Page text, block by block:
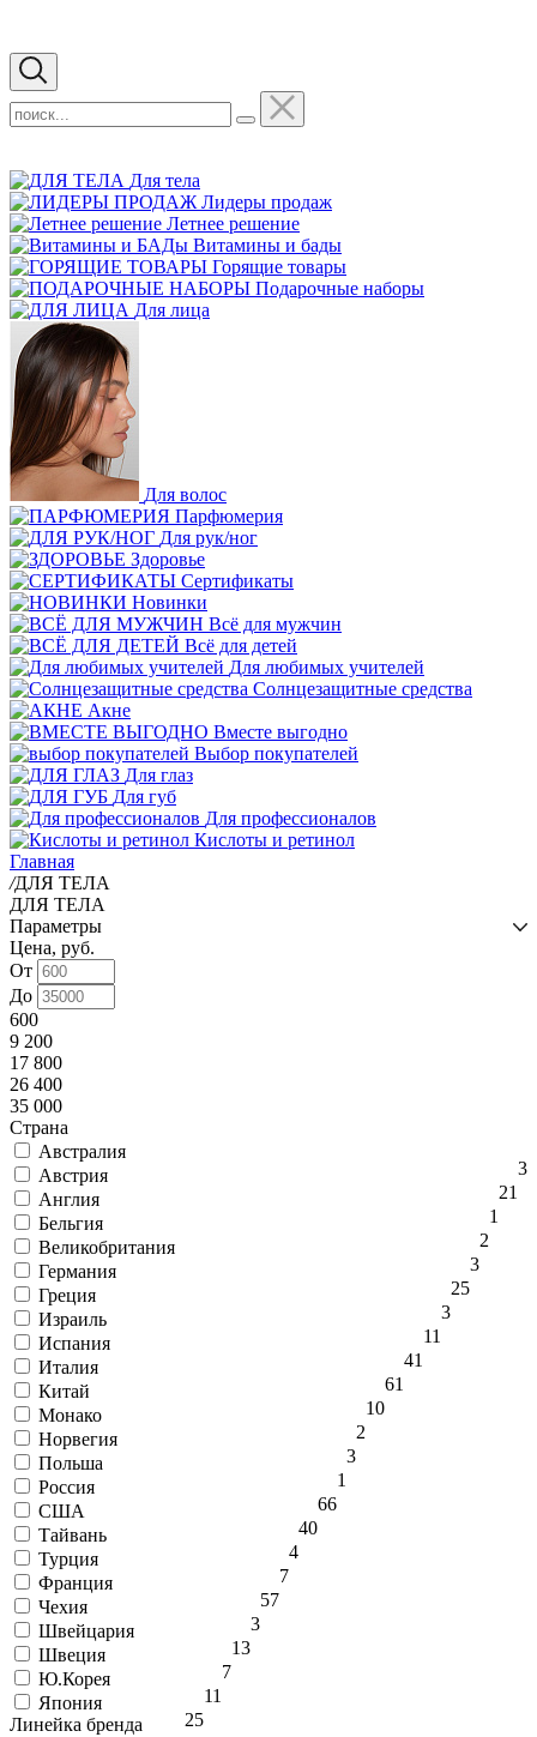
Для тела
Лидеры продаж
Летнее решение
Витамины и бады
Горящие товары
Подарочные наборы
Для лица
Для волос
Парфюмерия
Для рук/ног
Здоровье
Сертификаты
Новинки
Всё для мужчин
Всё для детей
Для любимых учителей
Cолнцезащитные средства
Акне
Вместе выгодно
Выбор покупателей
Для глаз
Для губ
Для профессионалов
Кислоты и ретинол
Главная
/ДЛЯ ТЕЛА
ДЛЯ ТЕЛА
Параметры
Цена, руб.
От
До
600
9 200
17 800
26 400
35 000
Страна
Австралия
3
Австрия
21
Англия
1
Бельгия
2
Великобритания
3
Германия
25
Греция
3
Израиль
11
Испания
41
Италия
61
Китай
10
Монако
2
Норвегия
3
Польша
1
Россия
66
США
40
Тайвань
4
Турция
7
Франция
57
Чехия
3
Швейцария
13
Швеция
7
Ю.Корея
11
Япония
25
Линейка бренда